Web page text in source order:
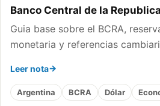
Banco Central de la
Guia base sobre el BCRA,
monetaria y referencias
Leer nota
Argentina BCRA Dólar